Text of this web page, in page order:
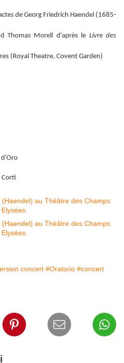
de Georg Friedrich Haendel (1685-
Thomas Morell d'après le Livre des
(Royal Theatre, Covent Garden)
Corti
concert #Oratorio #concert